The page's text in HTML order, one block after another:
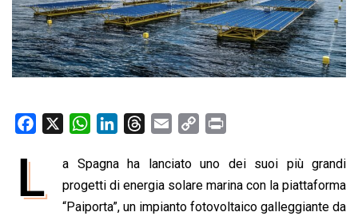
W
a
t
s
n
k
e
e
a
a
i
l
p
y
L
i
n
t
L
a Spagna ha lanciato uno dei suoi più grandi
progetti di energia solare marina con la piattaforma
“Paiporta”, un impianto fotovoltaico galleggiante da